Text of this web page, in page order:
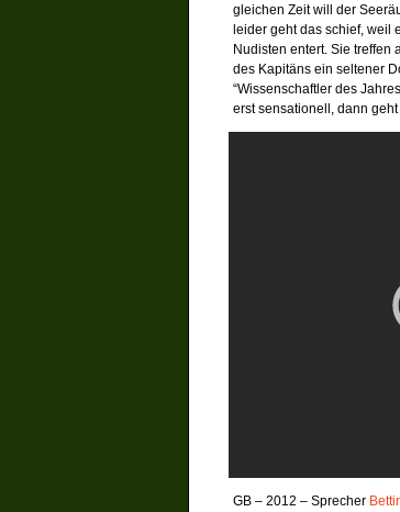
gleichen Zeit will der
leider geht das schief, weil
Nudisten entert. Sie treffen
des Kapitäns ein seltener
“Wissenschaftler des
erst sensationell, dann
GB – 2012 – Sprecher